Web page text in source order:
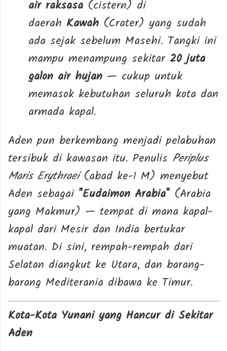
air raksasa (cistern) di
daerah Kawah (Crater) yang sudah
ada sejak sebelum Masehi. Tangki ini
mampu menampung sekitar 20 juta
galon air hujan — cukup untuk
memasok kebutuhan seluruh kota dan
armada kapal.
Aden pun berkembang menjadi pelabuhan
tersibuk di kawasan itu. Penulis Periplus
Maris Erythraei(abad ke-1 M) menyebut
Aden sebagai "Eudaimon Arabia" (Arabia
yang Makmur) — tempat di mana kapal-
kapal dari Mesir dan India bertukar
muatan. Di sini, rempah-rempah dari
Selatan diangkut ke Utara, dan barang-
barang Mediterania dibawa ke Timur.
Kota-Kota Yunani yang Hancur di Sekitar
Aden